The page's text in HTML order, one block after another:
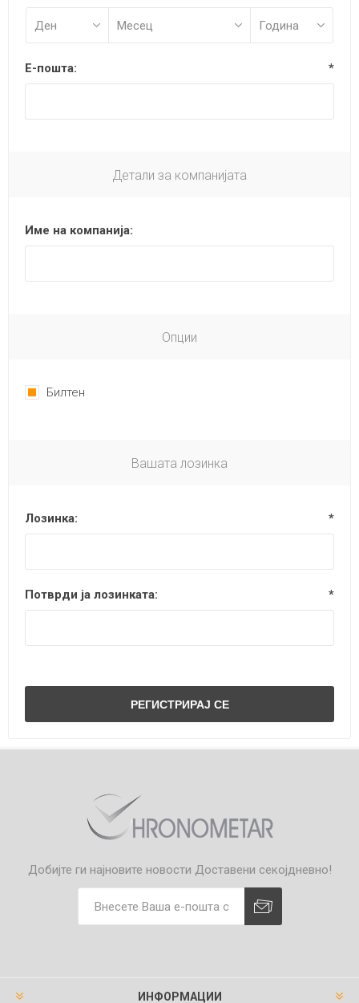
Е-пошта: *
Детали за компанијата
Име на компанија:
Опции
Билтен
Вашата лозинка
Лозинка: *
Потврди ја лозинката: *
Добијте ги најновите новости Доставени секојдневно!
ИНФОРМАЦИИ